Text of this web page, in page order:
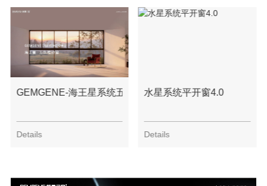
GEMGENE-海王星系统五轨推拉窗
Details
水星系统平开窗4.0
Details